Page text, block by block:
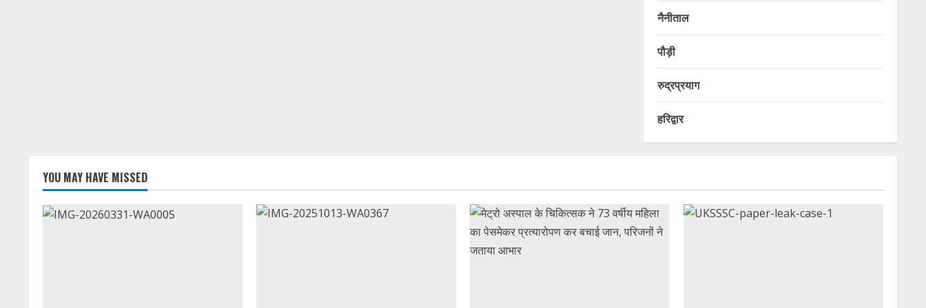
नैनीताल
पौड़ी
रुद्रप्रयाग
हरिद्वार
YOU MAY HAVE MISSED